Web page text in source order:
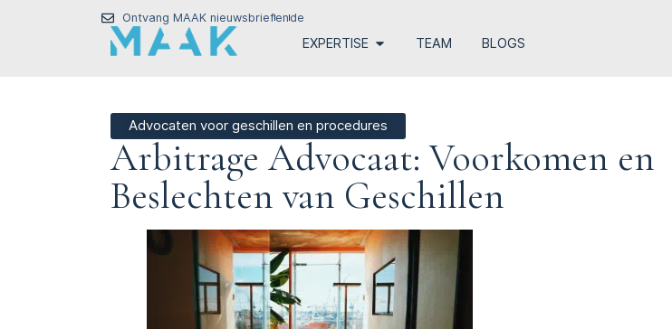
Ontvang MAAK nieuwsbriefende
EXPERTISE TEAM BLOGS
Advocaten voor geschillen en procedures
Arbitrage Advocaat: Voorkomen en
Beslechten van Geschillen